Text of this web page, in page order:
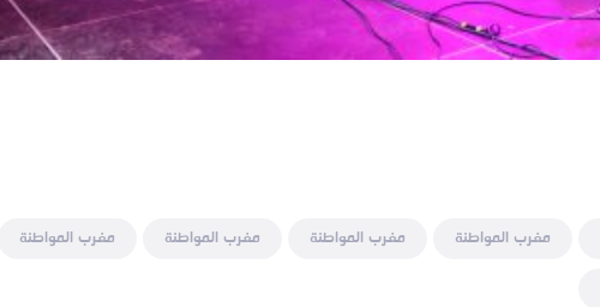
مغرب المواطنة مغرب المواطنة مغرب المواطنة
مغرب المواطنة